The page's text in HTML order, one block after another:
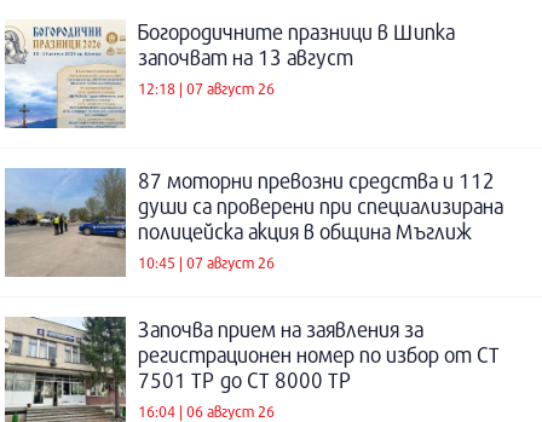
Богородичните празници в Шипка
започват на 13 август
12:18 | 07 август 26
87 моторни превозни средства и 112
души са проверени при специализирана
полицейска акция в община Мъглиж
10:45 | 07 август 26
Започва прием на заявления за
регистрационен номер по избор от СТ
7501 ТР до СТ 8000 ТР
16:04 | 06 август 26